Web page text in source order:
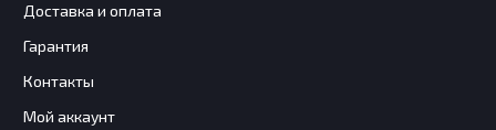
Доставка и оплата
Гарантия
Контакты
Мой аккаунт